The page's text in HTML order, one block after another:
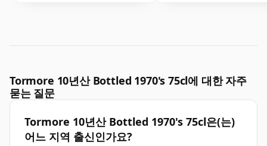
Tormore 10년산 Bottled 1970's 75cl에 대한 자주
묻는 질문
Tormore 10년산 Bottled 1970's 75cl은(는)
어느 지역 출신인가요?